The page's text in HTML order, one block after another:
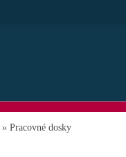
» Pracovné dosky